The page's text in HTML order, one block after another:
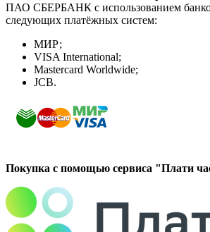
ПАО СБЕРБАНК с использованием
следующих платёжных систем:
МИР;
VISA International;
Mastercard Worldwide;
JCB.
Покупка с помощью сервиса "Плати